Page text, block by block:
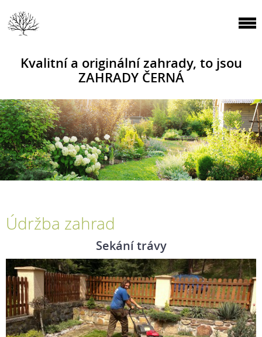
Kvalitní a originální zahrady, to jsou
ZAHRADY ČERNÁ
Údržba zahrad
Sekání trávy